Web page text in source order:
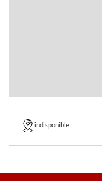
indisponible